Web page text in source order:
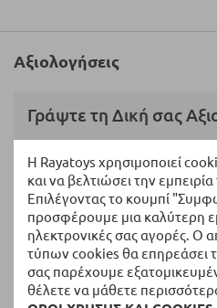
Η Rayatoys χρησιμοποιεί
και να βελτιώσει την
Επιλέγοντας το κουμπί
προσφέρουμε μια καλύτερη
ηλεκτρονικές σας αγορές. Ο
τύπων cookies θα επηρεάσει
σας παρέχουμε
θέλετε να μάθετε
Αξιολογήσεις
Γράψτε τη Δική σας
1
star
2
stars
3
stars
4
stars
5
stars
Ονοματεπώνυμο
Περίληψη